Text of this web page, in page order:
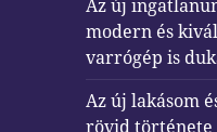
Az új
modern és
varrógép is
Az új lakásom
rövid története